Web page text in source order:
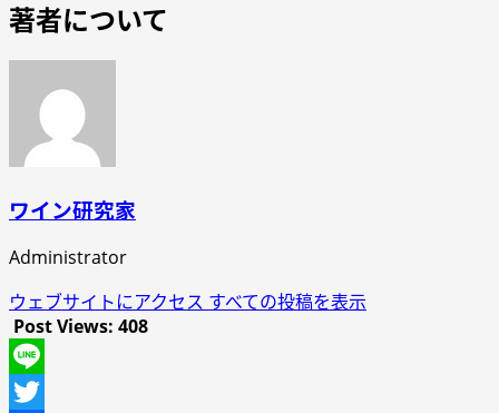
著者について
ワイン研究家
Administrator
ウェブサイトにアクセス すべての投稿を表示
Post Views: 408
Line